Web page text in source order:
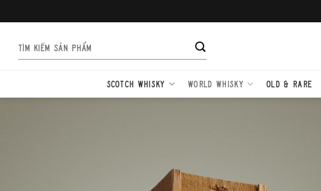
qua
kiếm:
SCOTCH WHISKY WORLD WHISKY OLD & RARE